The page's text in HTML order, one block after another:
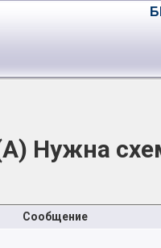
Нужна
Сообщение